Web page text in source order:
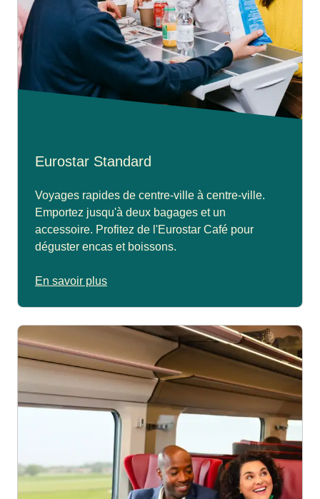
Eurostar Standard
Voyages rapides de centre-ville à centre-ville.
Emportez jusqu'à deux bagages et un
accessoire. Profitez de l'Eurostar Café pour
déguster encas et boissons.
En savoir plus